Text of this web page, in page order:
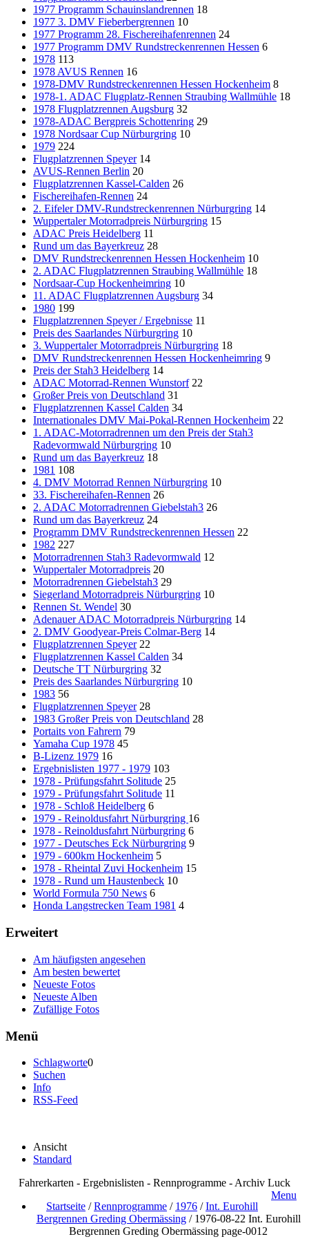
1977 Programm Schauinslandrennen 18
1977 3. DMV Fieberbergrennen 10
1977 Programm 28. Fischereihafenrennen 24
1977 Programm DMV Rundstreckenrennen Hessen 6
1978 113
1978 AVUS Rennen 16
1978-DMV Rundstreckenrennen Hessen Hockenheim 8
1978-1. ADAC Flugplatz-Rennen Straubing Wallmühle 18
1978 Flugplatzrennen Augsburg 32
1978-ADAC Bergpreis Schottenring 29
1978 Nordsaar Cup Nürburgring 10
1979 224
Flugplatzrennen Speyer 14
AVUS-Rennen Berlin 20
Flugplatzrennen Kassel-Calden 26
Fischereihafen-Rennen 24
2. Eifeler DMV-Rundstreckenrennen Nürburgring 14
Wuppertaler Motorradpreis Nürburgring 15
ADAC Preis Heidelberg 11
Rund um das Bayerkreuz 28
DMV Rundstreckenrennen Hessen Hockenheim 10
2. ADAC Flugplatzrennen Straubing Wallmühle 18
Nordsaar-Cup Hockenheimring 10
11. ADAC Flugplatzrennen Augsburg 34
1980 199
Flugplatzrennen Speyer / Ergebnisse 11
Preis des Saarlandes Nürburgring 10
3. Wuppertaler Motorradpreis Nürburgring 18
DMV Rundstreckenrennen Hessen Hockenheimring 9
Preis der Stah3 Heidelberg 14
ADAC Motorrad-Rennen Wunstorf 22
Großer Preis von Deutschland 31
Flugplatzrennen Kassel Calden 34
Internationales DMV Mai-Pokal-Rennen Hockenheim 22
1. ADAC-Motorradrennen um den Preis der Stah3
Radevormwald Nürburgring 10
Rund um das Bayerkreuz 18
1981 108
4. DMV Motorrad Rennen Nürburgring 10
33. Fischereihafen-Rennen 26
2. ADAC Motorradrennen Giebelstah3 26
Rund um das Bayerkreuz 24
Programm DMV Rundstreckenrennen Hessen 22
1982 227
Motorradrennen Stah3 Radevormwald 12
Wuppertaler Motorradpreis 20
Motorradrennen Giebelstah3 29
Siegerland Motorradpreis Nürburgring 10
Rennen St. Wendel 30
Adenauer ADAC Motorradpreis Nürburgring 14
2. DMV Goodyear-Preis Colmar-Berg 14
Flugplatzrennen Speyer 22
Flugplatzrennen Kassel Calden 34
Deutsche TT Nürburgring 32
Preis des Saarlandes Nürburgring 10
1983 56
Flugplatzrennen Speyer 28
1983 Großer Preis von Deutschland 28
Portaits von Fahrern 79
Yamaha Cup 1978 45
B-Lizenz 1979 16
Ergebnislisten 1977 - 1979 103
1978 - Prüfungsfahrt Solitude 25
1979 - Prüfungsfahrt Solitude 11
1978 - Schloß Heidelberg 6
1979 - Reinoldusfahrt Nürburgring 16
1978 - Reinoldusfahrt Nürburgring 6
1977 - Deutsches Eck Nürburgring 9
1979 - 600km Hockenheim 5
1978 - Rheintal Zuvi Hockenheim 15
1978 - Rund um Haustenbeck 10
World Formula 750 News 6
Honda Langstrecken Team 1981 4
Erweitert
Am häufigsten angesehen
Am besten bewertet
Neueste Fotos
Neueste Alben
Zufällige Fotos
Menü
Schlagworte0
Suchen
Info
RSS-Feed
Ansicht
Standard
Fahrerkarten - Ergebnislisten - Rennprogramme - Archiv Luck
Menu
Startseite /Rennprogramme / 1976 /Int. Eurohill
Bergrennen Greding Obermässing/ 1976-08-22 Int. Eurohill
Bergrennen Greding Obermässing page-0012